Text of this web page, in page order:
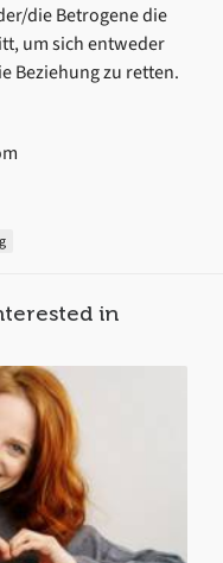
die Betrogene die
um sich entweder
Beziehung zu retten.
in